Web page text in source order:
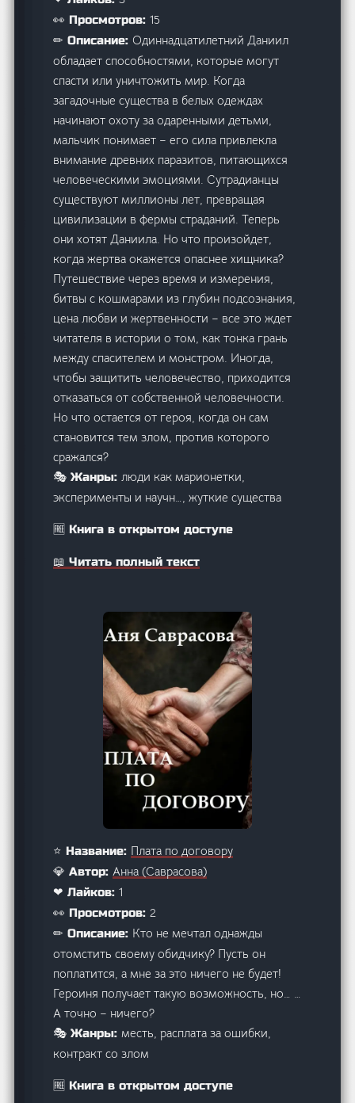
👀 Просмотров:15
✏ Описание:Одиннадцатилетний Даниил
обладает способностями, которые могут
спасти или уничтожить мир. Когда
загадочные существа в белых одеждах
начинают охоту за одаренными детьми,
мальчик понимает – его сила привлекла
внимание древних паразитов, питающихся
человеческими эмоциями. Сутрадианцы
существуют миллионы лет, превращая
цивилизации в фермы страданий. Теперь
они хотят Даниила. Но что произойдет,
когда жертва окажется опаснее хищника?
Путешествие через время и измерения,
битвы с кошмарами из глубин подсознания,
цена любви и жертвенности – все это ждет
читателя в истории о том, как тонка грань
между спасителем и монстром. Иногда,
чтобы защитить человечество, приходится
отказаться от собственной человечности.
Но что остается от героя, когда он сам
становится тем злом, против которого
сражался?
🎭 Жанры:люди как марионетки,
эксперименты и научн…, жуткие существа
🆓 Книга в открытом доступе
📖 Читать полный текст
⭐ Название: Плата по договору
💎 Автор:Анна (Саврасова)
❤ Лайков:1
👀 Просмотров:2
✏ Описание: Кто не мечтал однажды
отомстить своему обидчику? Пусть он
поплатится, а мне за это ничего не будет!
Героиня получает такую возможность, но… …
А точно – ничего?
🎭 Жанры:месть, расплата за ошибки,
контракт со злом
🆓 Книга в открытом доступе